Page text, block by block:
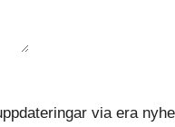
via era